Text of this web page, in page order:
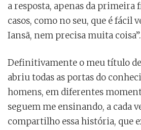
a resposta, apenas da primeira
casos, como no seu, que é fácil
Iansã, nem precisa muita coisa”.
Definitivamente o meu título
abriu todas as portas do
homens, em diferentes
seguem me ensinando, a cada
compartilho essa história, que